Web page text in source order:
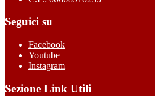
Seguici su
Facebook
Youtube
Instagram
Sezione Link Utili